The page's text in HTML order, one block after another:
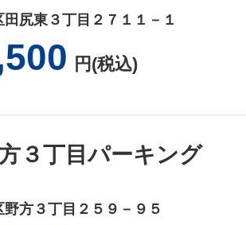
尻東３丁目２７１１－１
円(税込)
３丁目パーキング
方３丁目２５９－９５